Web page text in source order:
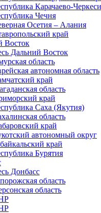
Карачаево-
Чечня
Осетия – Алания
край
Восток
Дальний Восток
область
автономная область
край
область
край
Саха (Якутия)
область
край
автономный округ
край
Бурятия
Донбасс
область
область